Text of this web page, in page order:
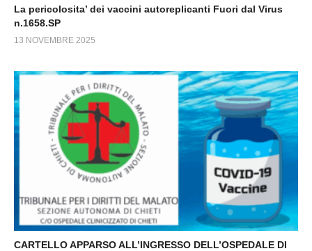
La pericolosita’ dei vaccini autoreplicanti Fuori dal Virus
n.1658.SP
13 NOVEMBRE 2025
CARTELLO APPARSO ALL’INGRESSO DELL’OSPEDALE DI